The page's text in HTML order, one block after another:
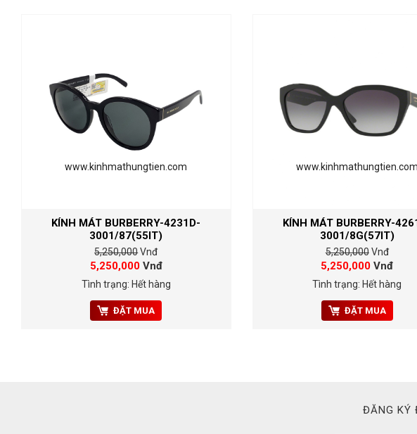
www.kinhmathungtien.com
KÍNH MÁT BURBERRY-4231D-
3001/87(55IT)
5,250,000Vnđ
5,250,000Vnđ
Tình trạng: Hết hàng
ĐẶT MUA
www.kinhmathungtien.com
KÍNH MÁT BURBERRY-
3001/8G(57IT)
5,250,000Vnđ
5,250,000 Vnđ
Tình trạng: Hết hàng
ĐẶT MUA
ĐĂNG KÝ